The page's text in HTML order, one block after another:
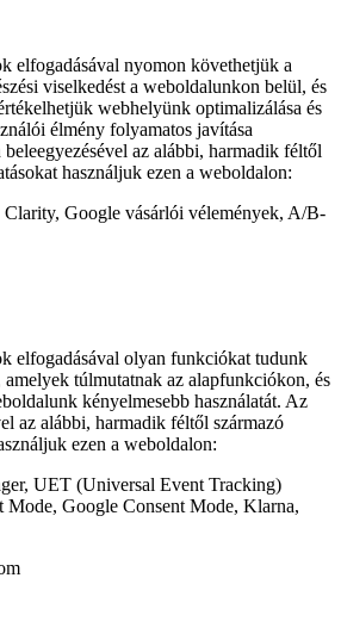
elfogadásával nyomon követhetjük a
viselkedést a weboldalunkon belül, és
webhelyünk optimalizálása és
élmény folyamatos javítása
az alábbi, harmadik féltől
használjuk ezen a weboldalon:
Google vásárlói vélemények, A/B-
elfogadásával olyan funkciókat tudunk
túlmutatnak az alapfunkciókon, és
kényelmesebb használatát. Az
az alábbi, harmadik féltől származó
ezen a weboldalon:
UET (Universal Event Tracking)
Mode, Google Consent Mode, Klarna,